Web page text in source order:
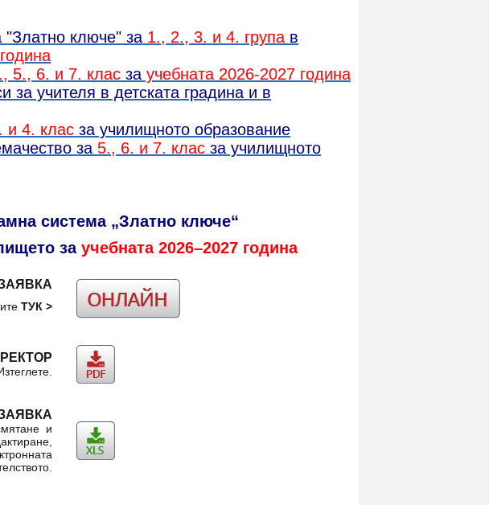
"Златно ключе" за 1., 2., 3. и 4. група в
5., 6. и 7. клас за учебната 2026-2027 година
за учителя в детската градина и в
и 4. клас за училищното образование
за 5., 6. и 7. клас за училищното
система „Златно ключе“
за учебната 2026–2027 година
ТУК >
и